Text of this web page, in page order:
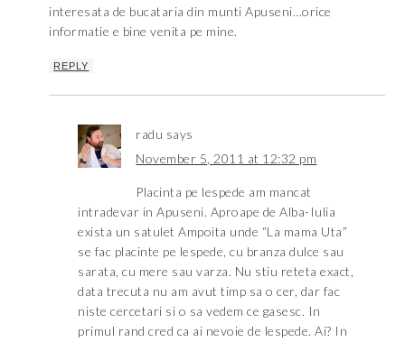
interesata de bucataria din munti Apuseni…orice
informatie e bine venita pe mine.
REPLY
radu says
November 5, 2011 at 12:32 pm
Placinta pe lespede am mancat
intradevar in Apuseni. Aproape de Alba-Iulia
exista un satulet Ampoita unde “La mama Uta”
se fac placinte pe lespede, cu branza dulce sau
sarata, cu mere sau varza. Nu stiu reteta exact,
data trecuta nu am avut timp sa o cer, dar fac
niste cercetari si o sa vedem ce gasesc. In
primul rand cred ca ai nevoie de lespede. Ai? In